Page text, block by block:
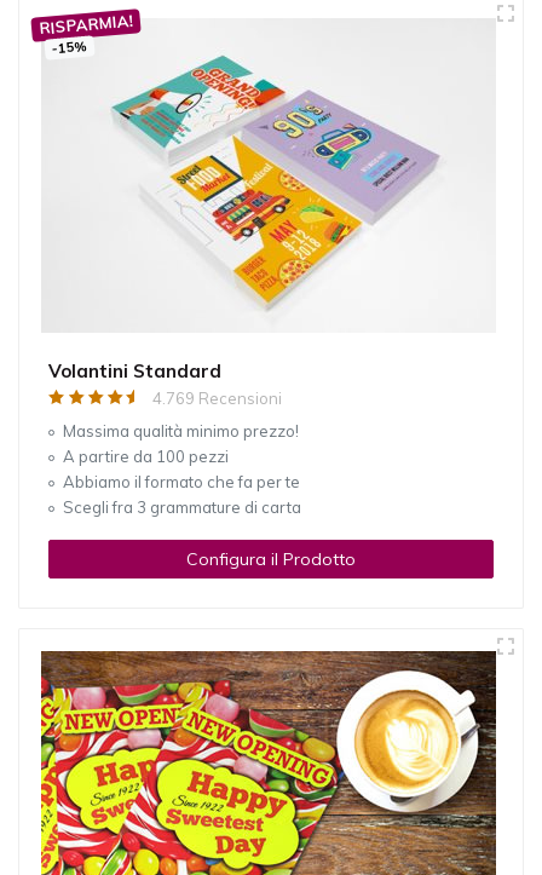
RISPARMIA!
-15%
Volantini Standard
4.769 Recensioni
Massima qualità minimo prezzo!
A partire da 100 pezzi
Abbiamo il formato che fa per te
Scegli fra 3 grammature di carta
Configura il Prodotto